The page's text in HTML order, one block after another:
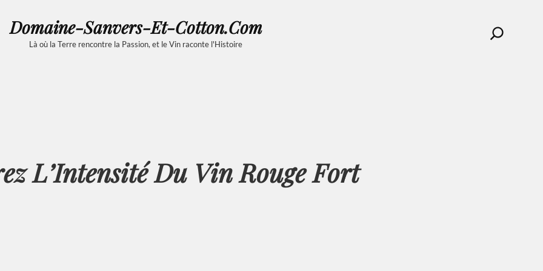
Domaine-Sanvers-Et-Cotton.com
Là où la Terre rencontre la Passion, et le Vin raconte l'Histoire
Search
L’Intensité Du Vin Rouge Fort